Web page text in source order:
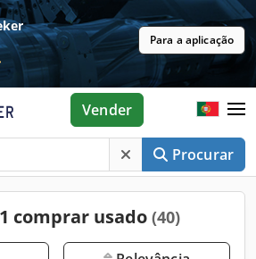
Para a aplicação
Procurar
Vender
comprar usado (40)